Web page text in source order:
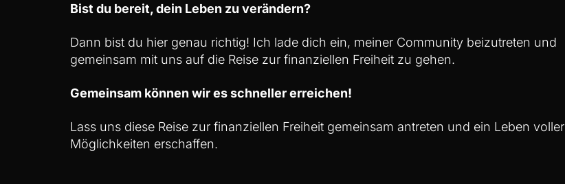
Bist du bereit, dein Leben zu verändern?
Dann bist du hier genau richtig! Ich lade dich ein, meiner Community beizutreten und
gemeinsam mit uns auf die Reise zur finanziellen Freiheit zu gehen.
Gemeinsam können wir es schneller erreichen!
Lass uns diese Reise zur finanziellen Freiheit gemeinsam antreten und ein Leben voller
Möglichkeiten erschaffen.